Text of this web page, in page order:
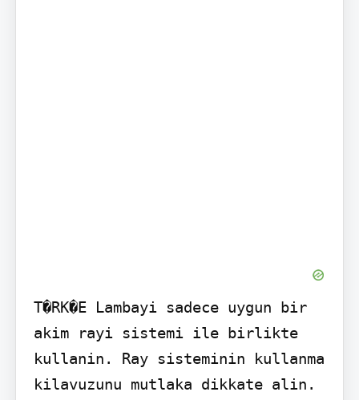
T�RK�E Lambayi sadece uygun bir
akim rayi sistemi ile birlikte
kullanin. Ray sisteminin kullanma
kilavuzunu mutlaka dikkate alin.